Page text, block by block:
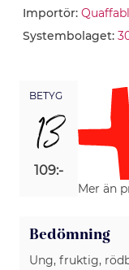
Importör:
Systembolaget:
BETYG
13
109:-
Mer än
Bedömning
Ung, fruktig,